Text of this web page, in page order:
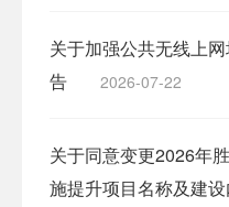
关于加强公共无线上
告
2026-07-22
关于同意变更2026年
施提升项目名称及建